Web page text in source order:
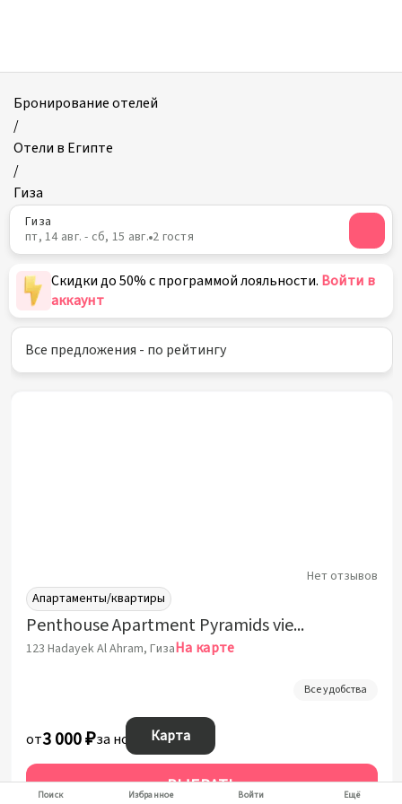
Бронирование отелей
/
Отели в Египте
/
Гиза
Гиза
пт, 14 авг. - сб, 15 авг. 2 гостя
Скидки до 50% с программой лояльности. Войти в
аккаунт
Все предложения - по рейтингу
Апартаменты/квартиры
Penthouse Apartment Pyramids view
123 Hadayek Al Ahram, ГизаНа карте
Нет отзывов
Все удобства
от3 000 ₽за ночь
ВЫБРАТЬ
Карта
Поиск Избранное Войти Ещё